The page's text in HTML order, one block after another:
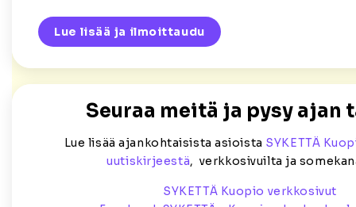
Lue lisää ja ilmoittaudu
Seuraa meitä ja pysy ajan
Lue lisää ajankohtaisista asioista SYKETTÄ
uutiskirjeestä, verkkosivuilta ja
SYKETTÄ Kuopio verkkosivut